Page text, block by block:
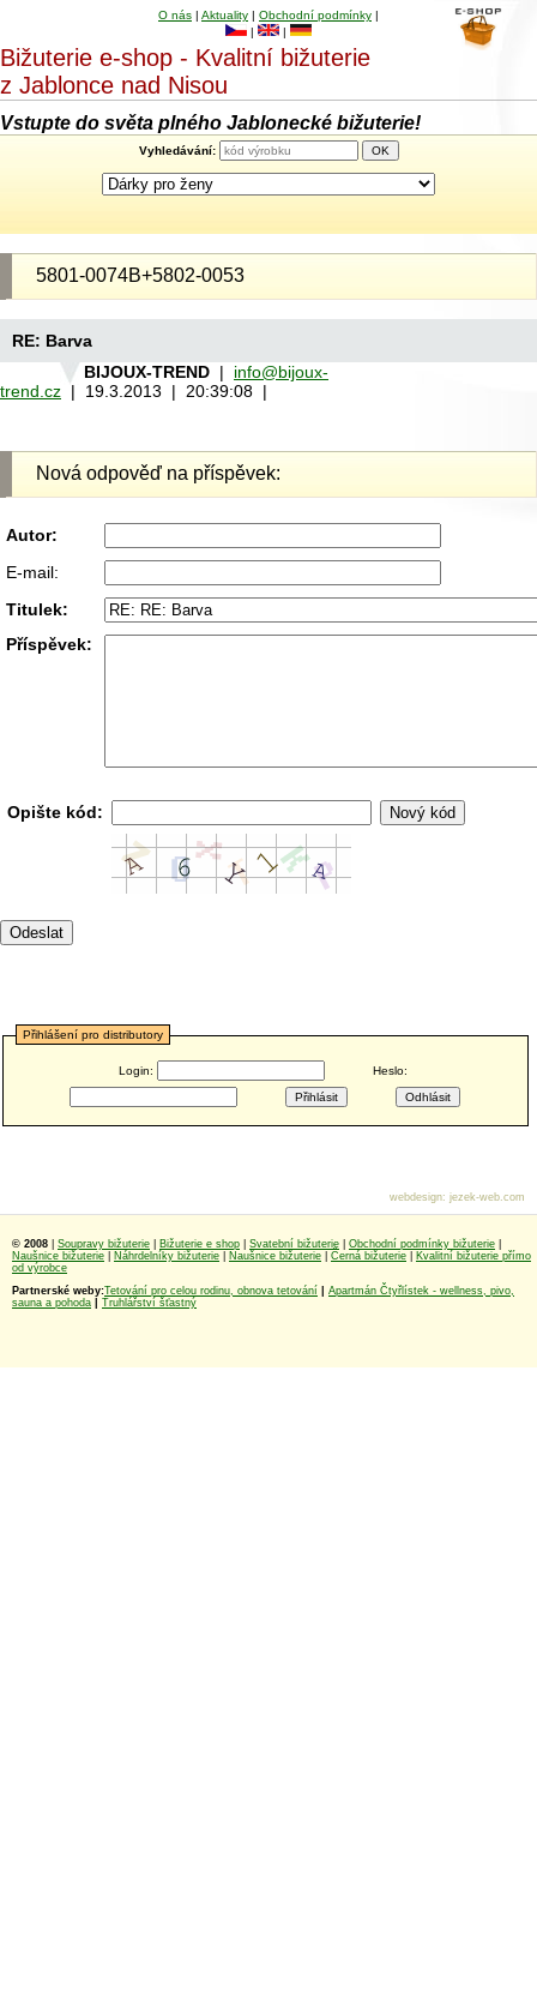
O nás | Aktuality | Obchodní podmínky |
|
|
Bižuterie e-shop - Kvalitní bižuterie
z Jablonce nad Nisou
Vstupte do světa plného Jablonecké bižuterie!
Vyhledávání:
5801-0074B+5802-0053
RE: Barva
BIJOUX-TREND | info@bijoux-
trend.cz | 19.3.2013 | 20:39:08 |
Nová odpověď na příspěvek:
Autor:
E-mail:
Titulek:
Příspěvek:
Opište kód:
Přihlášení pro distributory
Login: Heslo:
© 2008 Soupravy bižuterie Bižuterie e shop Svatební bižuterie Obchodní podmínky bižuterie
Naušnice bižuterie
Náhrdelníky bižuterie Naušnice bižuterie Černá bižuterie
Kvalitní bižuterie přímo
od výrobce
Partnerské weby:Tetování pro celou rodinu, obnova tetování
Apartmán Čtyřlístek - wellness, pivo,
sauna a pohoda
Truhlářství šťastný
webdesign: jezek-web.com